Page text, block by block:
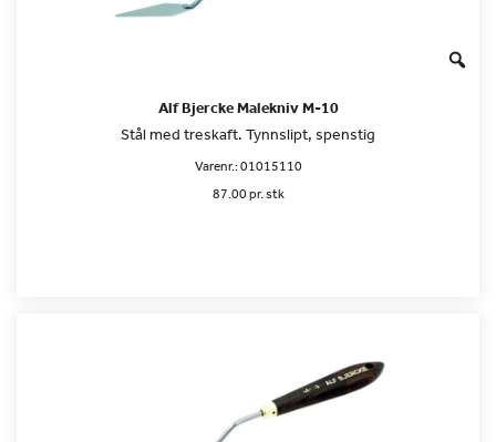
Alf Bjercke Malekniv M-10
Stål med treskaft. Tynnslipt, spenstig
Varenr.:01015110
87.00 pr. stk